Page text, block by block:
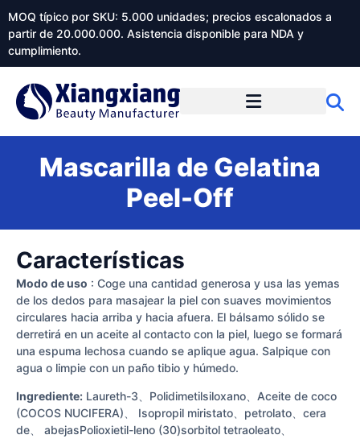
MOQ típico por SKU: 5.000 unidades; precios escalonados a
partir de 20.000.000. Asistencia disponible para NDA y
cumplimiento.
Mascarilla de Gelatina
Peel-Off
Características
Modo de uso : Coge una cantidad generosa y usa las yemas
de los dedos para masajear la piel con suaves movimientos
circulares hacia arriba y hacia afuera. El bálsamo sólido se
derretirá en un aceite al contacto con la piel, luego se formará
una espuma lechosa cuando se aplique agua. Salpique con
agua o limpie con un paño tibio y húmedo.
Ingrediente: Laureth-3、Polidimetilsiloxano、Aceite de coco
(COCOS NUCIFERA)、 Isopropil miristato、petrolato、cera
de、 abejasPolioxietil-leno (30)sorbitol tetraoleato、